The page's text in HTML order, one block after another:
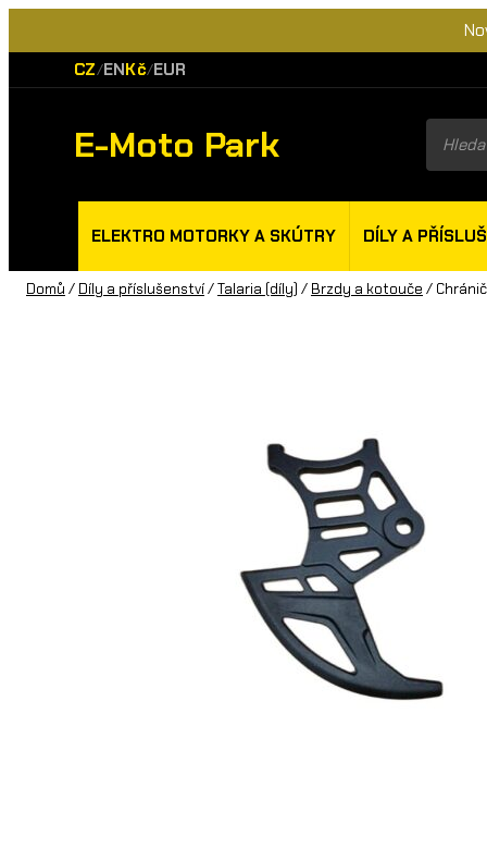
CZ/ENKč/EUR
E-Moto Park
search
ELEKTRO MOTORKY A SKÚTRY DÍLY A
Domů / Díly a příslušenství/Talaria (díly) / Brzdy a kotouče /